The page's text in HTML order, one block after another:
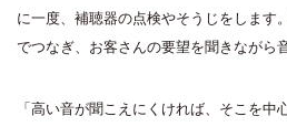
に一度、補聴器の点検やそうじをします
でつなぎ、お客さんの要望を聞きながら
「高い音が聞こえにくければ、そこを